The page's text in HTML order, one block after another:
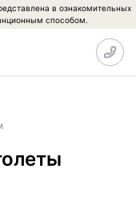
в ознакомительных
способом.